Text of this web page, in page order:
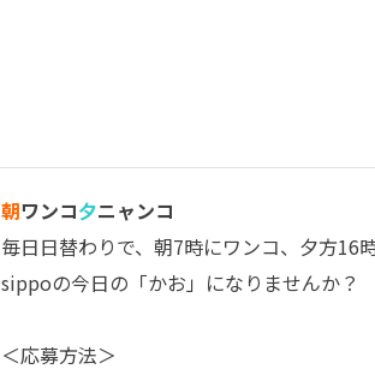
朝ワンコ夕ニャンコ
毎日日替わりで、朝7時にワンコ、夕方16
sippoの今日の「かお」になりませんか？
＜応募方法＞